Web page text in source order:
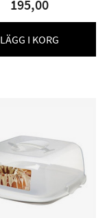
195,00
LÄGG I KORG